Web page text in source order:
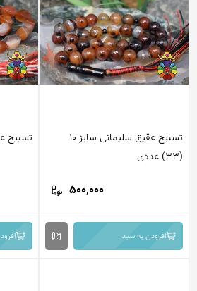
تسبیح عقیق سلیمانی سایز 10
500,000
افزودن به سبد
تسبیح عقیق
افزودن به